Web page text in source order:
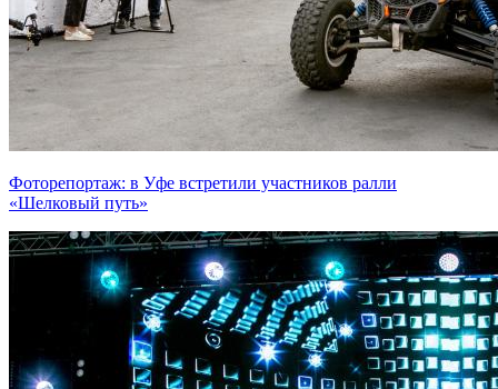
Фоторепортаж: в Уфе встретили участников ралли
«Шелковый путь»